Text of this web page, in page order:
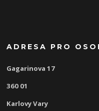
ADRESA PRO
Gagarinova 17
360 01
Karlovy Vary